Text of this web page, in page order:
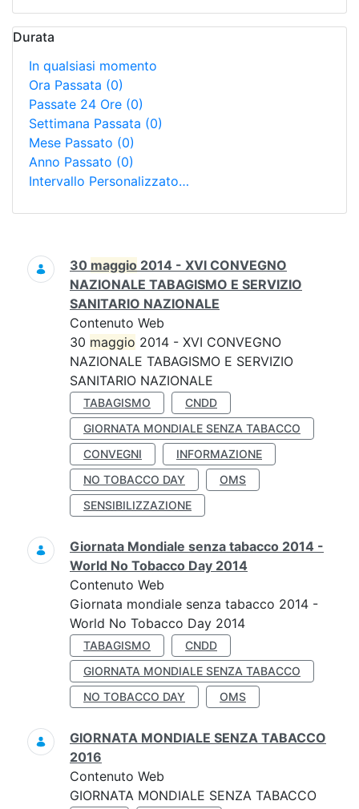
Durata
In qualsiasi momento
Ora Passata (0)
Passate 24 Ore (0)
Settimana Passata (0)
Mese Passato (0)
Anno Passato (0)
Intervallo Personalizzato…
Ricerca
30 maggio 2014 - XVI CONVEGNO
NAZIONALE TABAGISMO E SERVIZIO
SANITARIO NAZIONALE
Contenuto Web
30 maggio 2014 - XVI CONVEGNO
NAZIONALE TABAGISMO E SERVIZIO
SANITARIO NAZIONALE
TABAGISMO
CNDD
GIORNATA MONDIALE SENZA TABACCO
CONVEGNI
INFORMAZIONE
NO TOBACCO DAY
OMS
SENSIBILIZZAZIONE
Giornata Mondiale senza tabacco 2014 -
World No Tobacco Day 2014
Contenuto Web
Giornata mondiale senza tabacco 2014 -
World No Tobacco Day 2014
TABAGISMO
CNDD
GIORNATA MONDIALE SENZA TABACCO
NO TOBACCO DAY
OMS
GIORNATA MONDIALE SENZA TABACCO
2016
Contenuto Web
GIORNATA MONDIALE SENZA TABACCO